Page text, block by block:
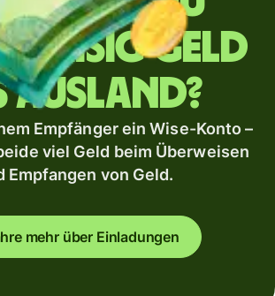
Geld
Ausland?
Empfänger ein Wise-Konto –
viel Geld beim Überweisen
Empfangen von Geld.
mehr über Einladungen